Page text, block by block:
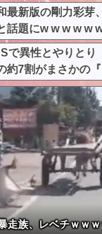
最新版の剛力彩芽
話題にw w w w w
で異性とやりとり
約7割がまさかの
w w w w
走族、レベチｗｗ